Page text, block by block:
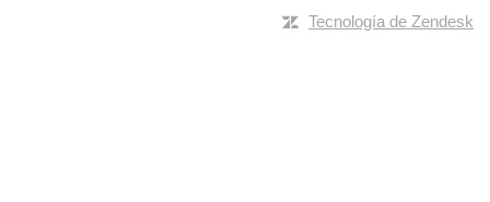
Tecnología de Zendesk